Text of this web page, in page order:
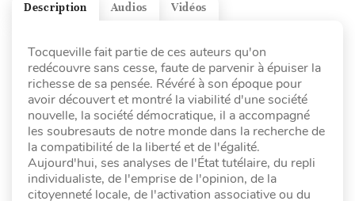
Vidéos
Audios
Description
Tocqueville fait partie de ces auteurs qu'on
redécouvre sans cesse, faute de parvenir à épuiser la
richesse de sa pensée. Révéré à son époque pour
avoir découvert et montré la viabilité d'une société
nouvelle, la société démocratique, il a accompagné
les soubresauts de notre monde dans la recherche de
la compatibilité de la liberté et de l'égalité.
Aujourd'hui, ses analyses de l'État tutélaire, du repli
individualiste, de l'emprise de l'opinion, de la
citoyenneté locale, de l'activation associative ou du